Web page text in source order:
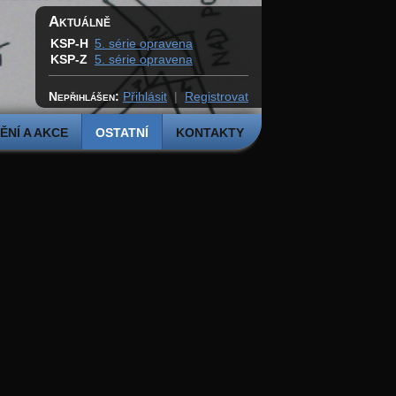
A AKCE OSTATNÍ KONTAKTY
Aktuálně
KSP-H 5. série opravena
KSP-Z 5. série opravena
Nepřihlášen: Přihlásit | Registrovat